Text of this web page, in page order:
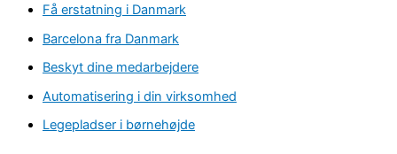
Få erstatning i Danmark
Barcelona fra Danmark
Beskyt dine medarbejdere
Automatisering i din virksomhed
Legepladser i børnehøjde